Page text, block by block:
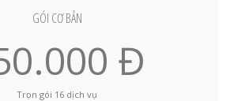
GÓI CƠ BẢN
Đ
Trọn gói 16 dịch vụ